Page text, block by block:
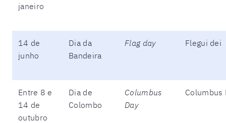
janeiro
14 de
junho
Dia da
Bandeira
Flag day Flegui dei
Entre 8 e
14 de
outubro
Dia de
Colombo
Columbus
Day
Columbus